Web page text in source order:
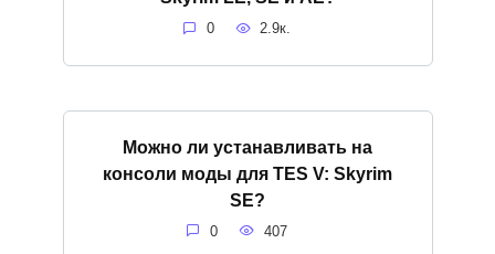
0 2.9к.
Можно ли устанавливать на
консоли моды для TES V: Skyrim
SE?
0 407